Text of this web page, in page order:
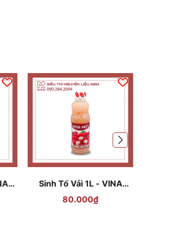
Sinh Tố Vải 1L - VINA
MỨT
80.000₫